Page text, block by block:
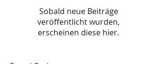
Sobald neue Beiträge
veröffentlicht wurden,
erscheinen diese hier.